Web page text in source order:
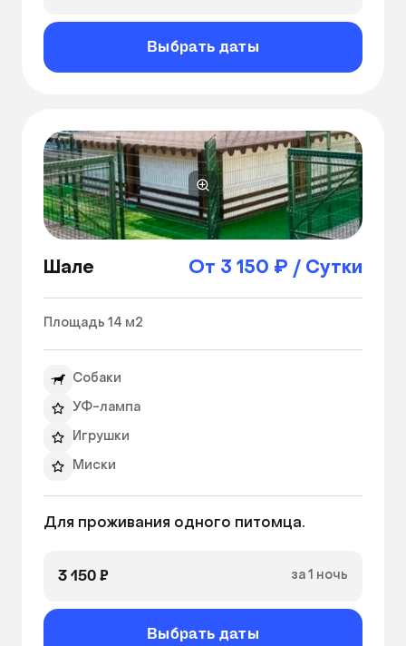
Выбрать даты
Шале От 3 150 ₽ / Сутки
Площадь 14 м2
Собаки
УФ-лампа
Игрушки
Миски
Теплые полы
Лежанка
Для проживания одного питомца.
3 150 ₽ за 1 ночь
Выбрать даты